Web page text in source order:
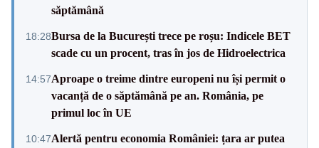
săptămână
18:28Bursa de la București trece pe roșu: Indicele BET
scade cu un procent, tras în jos de Hidroelectrica
14:57Aproape o treime dintre europeni nu își permit o
vacanță de o săptămână pe an. România, pe
primul loc în UE
10:47Alertă pentru economia României: țara ar putea